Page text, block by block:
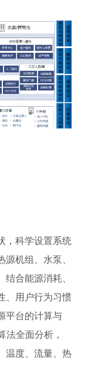
，科学设置系统
机组、水泵、
合能源消耗、
、用户行为习惯
平台的计算与
法全面分析，
温度、流量、热